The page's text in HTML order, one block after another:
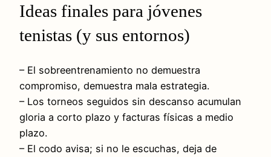
Ideas finales para jóvenes
tenistas (y sus entornos)
– El sobreentrenamiento no demuestra
compromiso, demuestra mala estrategia.
– Los torneos seguidos sin descanso acumulan
gloria a corto plazo y facturas físicas a medio
plazo.
– El codo avisa; si no le escuchas, deja de